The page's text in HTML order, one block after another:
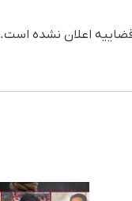
قضاییه اعلان نشده است.